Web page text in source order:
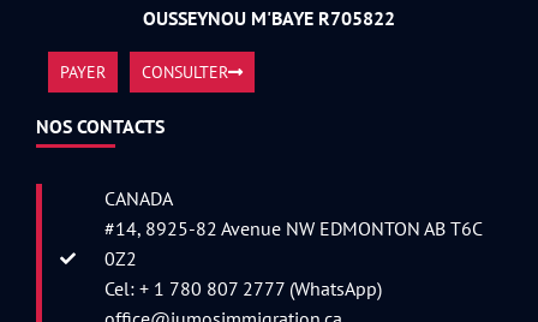
OUSSEYNOU M'BAYE R705822
PAYER CONSULTER
NOS CONTACTS
CANADA
#14, 8925-82 Avenue NW EDMONTON AB T6C
0Z2
Cel: + 1 780 807 2777 (WhatsApp)